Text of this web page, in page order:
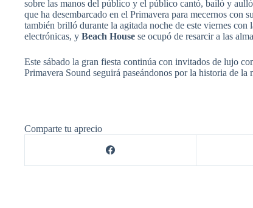
sobre las manos del público y el público cantó, bailó y
que ha desembarcado en el Primavera para mecernos con
también brilló durante la agitada noche de este viernes
electrónicas, y Beach House se ocupó de resarcir a las
Este sábado la gran fiesta continúa con invitados de lujo
Primavera Sound seguirá paseándonos por la historia de la
Comparte tu aprecio